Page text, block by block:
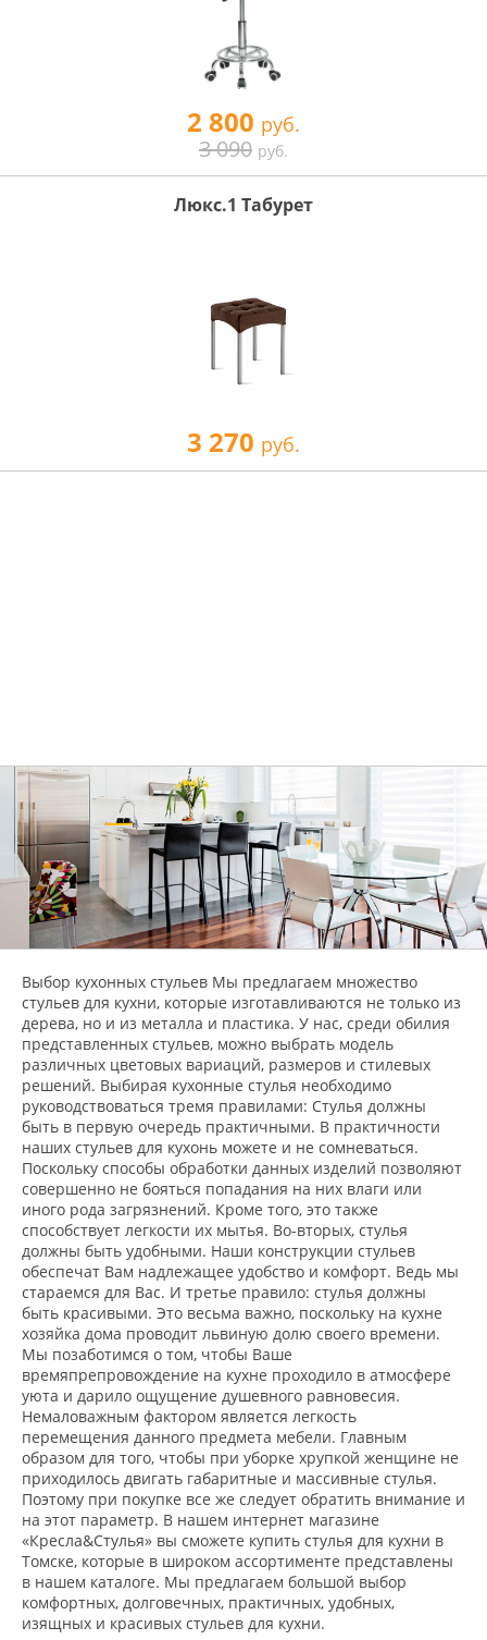
2 800 руб.
3 090 руб.
Люкс.1 Табурет
3 270 руб.
Выбор кухонных стульев Мы предлагаем множество
стульев для кухни, которые изготавливаются не только из
дерева, но и из металла и пластика. У нас, среди обилия
представленных стульев, можно выбрать модель
различных цветовых вариаций, размеров и стилевых
решений. Выбирая кухонные стулья необходимо
руководствоваться тремя правилами: Стулья должны
быть в первую очередь практичными. В практичности
наших стульев для кухонь можете и не сомневаться.
Поскольку способы обработки данных изделий позволяют
совершенно не бояться попадания на них влаги или
иного рода загрязнений. Кроме того, это также
способствует легкости их мытья. Во-вторых, стулья
должны быть удобными. Наши конструкции стульев
обеспечат Вам надлежащее удобство и комфорт. Ведь мы
стараемся для Вас. И третье правило: стулья должны
быть красивыми. Это весьма важно, поскольку на кухне
хозяйка дома проводит львиную долю своего времени.
Мы позаботимся о том, чтобы Ваше
времяпрепровождение на кухне проходило в атмосфере
уюта и дарило ощущение душевного равновесия.
Немаловажным фактором является легкость
перемещения данного предмета мебели. Главным
образом для того, чтобы при уборке хрупкой женщине не
приходилось двигать габаритные и массивные стулья.
Поэтому при покупке все же следует обратить внимание и
на этот параметр. В нашем интернет магазине
«Кресла&Стулья» вы сможете купить стулья для кухни в
Томске, которые в широком ассортименте представлены
в нашем каталоге. Мы предлагаем большой выбор
комфортных, долговечных, практичных, удобных,
изящных и красивых стульев для кухни.